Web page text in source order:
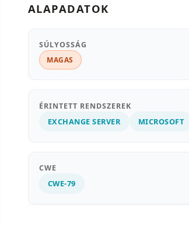
ALAPADATOK
SÚLYOSSÁG
MAGAS
ÉRINTETT RENDSZEREK
EXCHANGE SERVER MICROSOFT
CWE
CWE-79